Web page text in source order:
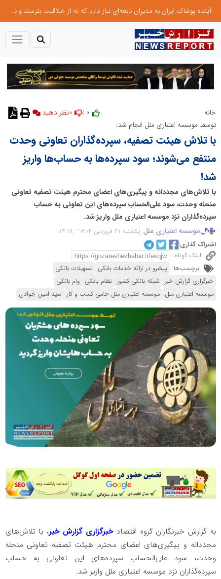
آینده پوشاک ایران به مدیران نابغه‌ای نیاز دارد که نه از خلاقیت بترسند و نه بروکراسی
خانه
نظر دهید
توسط موسسه اعتباری ملل انجام شد:
با تلاش هیئت تصفیه، سپرده‌گذاران تعاونی وحدت
منتفع می‌شوند؛ سود سپرده‌ها به حساب‌ها واریز
شد!
با تلاش‌های مجددانه و پیگیری‌های اعضای محترم هیئت تصفیه تعاونی
منحله وحدت، سود علی‌الحساب سپرده‌های این تعاونی به حساب
سپرده‌گذاران نزد موسسه اعتباری ملل واریز شد.
موسسه اعتباری ملل یکشنبه 31 فروردین 1404 - 14:18
اشتراک گذاری:
لینک کوتاه
برچسب‌ها: پیشرو در ارائه خدمات بانکی تسهیلات بانکی
خبرگزاری گزارش خبر شبکه بانکی کشور نظام بانکی وام بانکی
موسسه اعتباری ملل موسسه اعتباری ملل حامی کسب و کار سید امین جوادی
به گزارش خبرنگاران گروه اقتصاد خبرگزاری گزارش خبر، با تلاش‌های
مجددانه و پیگیری‌های اعضای محترم هیئت تصفیه تعاونی منحله
وحدت، سود علی‌الحساب سپرده‌های این تعاونی به حساب
سپرده‌گذاران نزد موسسه اعتباری ملل واریز شد.